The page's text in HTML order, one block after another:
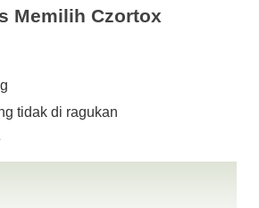
9838 ~ 632 or Telp 081230401855
Giant Express L05 ( depan
Memilih Czortox
tidak di ragukan